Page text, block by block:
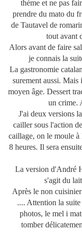
thème et ne pas
prendre du mato du
de Tautavel de
tout avant
Alors avant de faire
je connais la
La gastronomie
surement aussi. Mais
moyen âge. Dessert
un crime.
J'ai deux versions
cailler sous l'action
caillage, on le moule à
8 heures. Il sera
La version d'André
s'agit du
Après le non
.... Attention la
photos, le mel i
tomber